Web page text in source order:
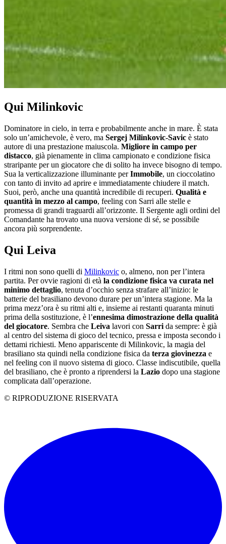
Qui Milinkovic
Dominatore in cielo, in terra e probabilmente anche in mare. È stata
solo un’amichevole, è vero, ma Sergej Milinkovic-Savic è stato
autore di una prestazione maiuscola. Migliore in campo per
distacco, già pienamente in clima campionato e condizione fisica
straripante per un giocatore che di solito ha invece bisogno di tempo.
Sua la verticalizzazione illuminante perImmobile, un cioccolatino
con tanto di invito ad aprire e immediatamente chiudere il match.
Suoi, però, anche una quantità incredibile di recuperi. Qualità e
quantità in mezzo al campo, feeling con Sarri alle stelle e
promessa di grandi traguardi all’orizzonte. Il Sergente agli ordini del
Comandante ha trovato una nuova versione di sé, se possibile
ancora più sorprendente.
Qui Leiva
I ritmi non sono quelli di Milinkovic o, almeno, non per l’intera
partita. Per ovvie ragioni di età la condizione fisica va curata nel
minimo dettaglio, tenuta d’occhio senza strafare all’inizio: le
batterie del brasiliano devono durare per un’intera stagione. Ma la
prima mezz’ora è su ritmi alti e, insieme ai restanti quaranta minuti
prima della sostituzione, è l’ennesima dimostrazione della qualità
del giocatore. Sembra che Leiva lavori con Sarri da sempre: è già
al centro del sistema di gioco del tecnico, pressa e imposta secondo i
dettami richiesti. Meno appariscente di Milinkovic, la magia del
brasiliano sta quindi nella condizione fisica da terza giovinezza e
nel feeling con il nuovo sistema di gioco. Classe indiscutibile, quella
del brasiliano, che è pronto a riprendersi la Lazio dopo una stagione
complicata dall’operazione.
© RIPRODUZIONE RISERVATA